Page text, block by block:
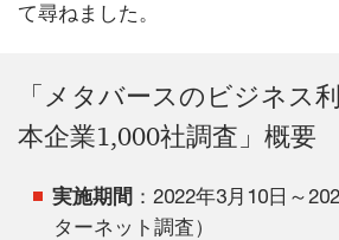
て尋ねました。
「メタバースのビジネス
本企業1,000社調査」概要
実施期間 ：2022年3月10日～
ターネット調査）